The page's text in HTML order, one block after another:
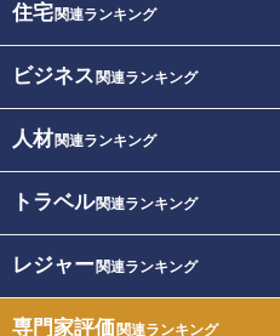
住宅関連ランキング
ビジネス 関連ランキング
人材関連ランキング
トラベル関連ランキング
レジャー関連ランキング
専門家評価関連ランキング